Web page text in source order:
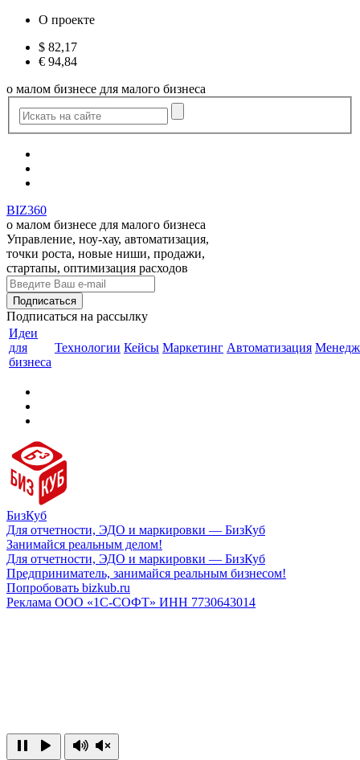
О проекте
$ 82,17
€ 94,84
о малом бизнесе для малого бизнеса
BIZ360
о малом бизнесе для малого бизнеса
Управление, ноу-хау, автоматизация,
точки роста, новые ниши, продажи,
стартапы, оптимизация расходов
Подписаться на рассылку
Идеи
для
бизнеса
Технологии Кейсы Маркетинг Автоматизация
БизКуб
Для отчетности, ЭДО и маркировки — БизКуб
Занимайся реальным делом!
Для отчетности, ЭДО и маркировки — БизКуб
Предприниматель, занимайся реальным бизнесом!
Попробовать bizkub.ru
Реклама ООО «1С-СОФТ» ИНН 7730643014